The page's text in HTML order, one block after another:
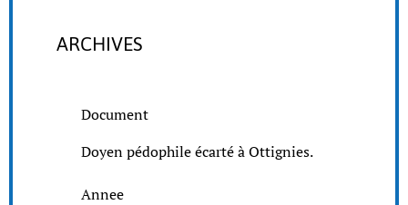
ARCHIVES
Document
Doyen pédophile écarté à Ottignies.
Annee